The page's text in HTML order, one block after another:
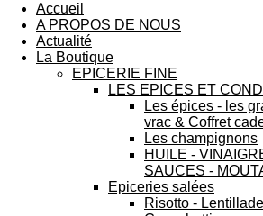
Accueil
A PROPOS DE NOUS
Actualité
La Boutique
EPICERIE FINE
LES EPICES ET
Les épices - les
vrac & Coffret
Les champignons
HUILE -
SAUCES -
Epiceries salées
Risotto -